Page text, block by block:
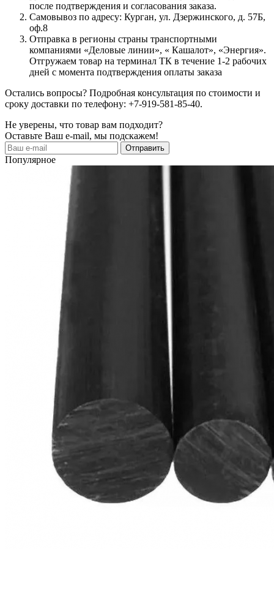
после подтверждения и согласования заказа.
Самовывоз по адресу: Курган, ул. Дзержинского, д. 57Б,
оф.8
Отправка в регионы страны транспортными
компаниями «Деловые линии», « Кашалот», «Энергия».
Отгружаем товар на терминал ТК в течение 1-2 рабочих
дней с момента подтверждения оплаты заказа
Остались вопросы? Подробная консультация по стоимости и
сроку доставки по телефону: +7-919-581-85-40.
Не уверены, что товар вам подходит?
Оставьте Ваш e-mail, мы подскажем!
Популярное